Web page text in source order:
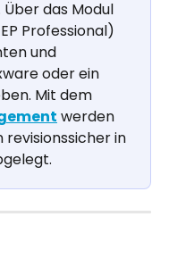
das Modul
Professional)
und
oder ein
Mit dem
werden
in